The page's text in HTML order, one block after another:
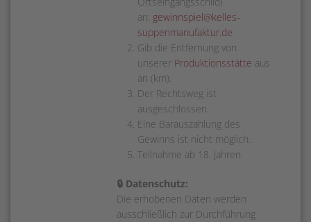
an: gewinnspiel@kelles-
suppenmanufaktur.de
Gib die Entfernung von
unserer Produktionsstätte aus
an (km).
Der Rechtsweg ist
ausgeschlossen.
Eine Barauszahlung des
Gewinns ist nicht möglich.
Teilnahme ab 18. Jahren
🔒 Datenschutz:
Die erhobenen Daten werden
ausschließlich zur Durchführung